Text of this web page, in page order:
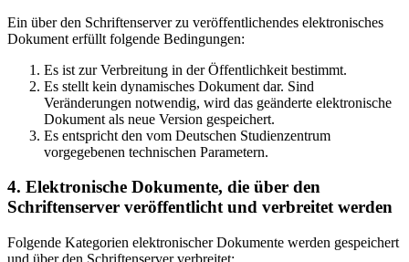
Ein über den Schriftenserver zu veröffentlichendes elektronisches
Dokument erfüllt folgende Bedingungen:
Es ist zur Verbreitung in der Öffentlichkeit bestimmt.
Es stellt kein dynamisches Dokument dar. Sind
Veränderungen notwendig, wird das geänderte elektronische
Dokument als neue Version gespeichert.
Es entspricht den vom Deutschen Studienzentrum
vorgegebenen technischen Parametern.
4. Elektronische Dokumente, die über den
Schriftenserver veröffentlicht und verbreitet werden
Folgende Kategorien elektronischer Dokumente werden gespeichert